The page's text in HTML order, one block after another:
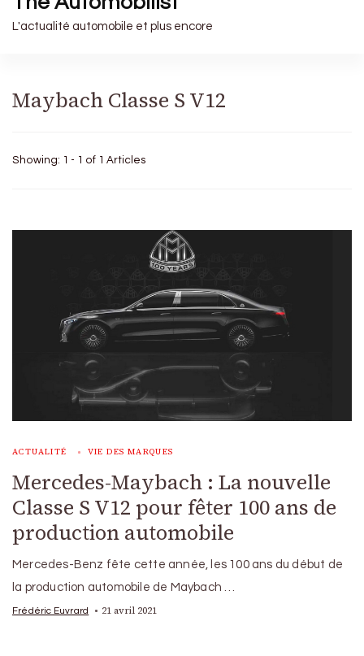
L'actualité automobile et plus encore
Maybach Classe S V12
Showing: 1 - 1 of 1 Articles
ACTUALITÉ VIE DES MARQUES
Mercedes-Maybach : La nouvelle
Classe S V12 pour fêter 100 ans de
production automobile
Mercedes-Benz fête cette année, les 100 ans du début de
la production automobile de Maybach …
Frédéric Euvrard 21 avril 2021